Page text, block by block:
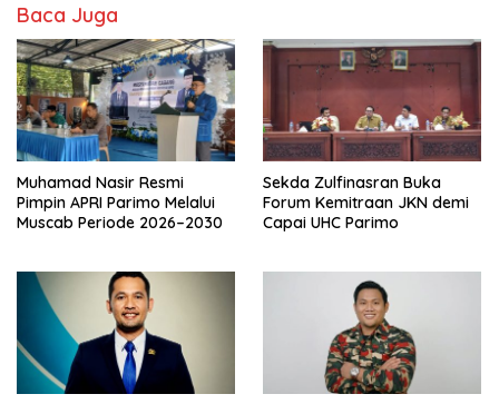
Baca Juga
Muhamad Nasir Resmi
Pimpin APRI Parimo Melalui
Muscab Periode 2026–2030
Sekda Zulfinasran Buka
Forum Kemitraan JKN demi
Capai UHC Parimo